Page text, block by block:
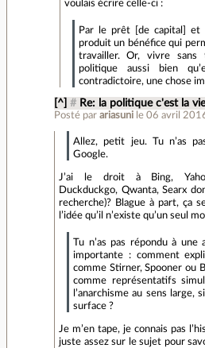
voulais écrire celle-ci :
Par le prêt [de capital] et
produit un bénéfice qui
travailler. Or, vivre sans
politique aussi bien
contradictoire, une chose
[^] # Re: la politique c'est la
Posté parariasuni le 06 avril
Allez, petit jeu. Tu n’as
Google.
J’ai le droit à Bing,
Duckduckgo, Qwanta, Searx
recherche)? Blague à part, ça
l’idée qu’il n’existe qu’un seul
Tu n’as pas répondu à
importante : comment
comme Stirner, Spooner ou
comme représentatifs
l’anarchisme au sens large,
surface ?
Je m’en tape, je connais pas
juste assez sur le sujet pour